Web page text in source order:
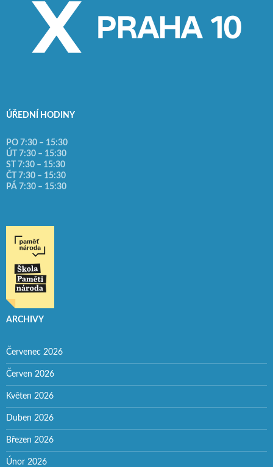
ÚŘEDNÍ HODINY
PO 7:30 – 15:30
ÚT 7:30 – 15:30
ST 7:30 – 15:30
ČT 7:30 – 15:30
PÁ 7:30 – 15:30
ARCHIVY
Červenec 2026
Červen 2026
Květen 2026
Duben 2026
Březen 2026
Únor 2026